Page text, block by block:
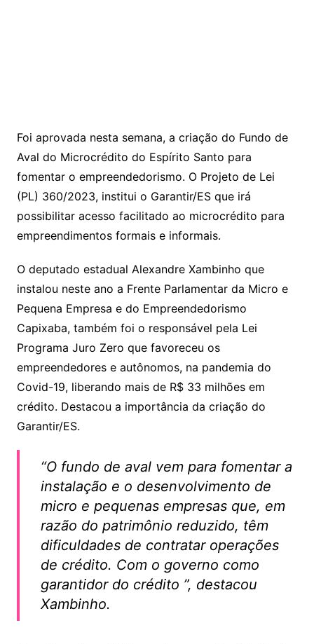
Foi aprovada nesta semana, a criação do Fundo de
Aval do Microcrédito do Espírito Santo para
fomentar o empreendedorismo. O Projeto de Lei
(PL) 360/2023, institui o Garantir/ES que irá
possibilitar acesso facilitado ao microcrédito para
empreendimentos formais e informais.
O deputado estadual Alexandre Xambinho que
instalou neste ano a Frente Parlamentar da Micro e
Pequena Empresa e do Empreendedorismo
Capixaba, também foi o responsável pela Lei
Programa Juro Zero que favoreceu os
empreendedores e autônomos, na pandemia do
Covid-19, liberando mais de R$ 33 milhões em
crédito. Destacou a importância da criação do
Garantir/ES.
“O fundo de aval vem para fomentar a
instalação e o desenvolvimento de
micro e pequenas empresas que, em
razão do patrimônio reduzido, têm
dificuldades de contratar operações
de crédito. Com o governo como
garantidor do crédito ”, destacou
Xambinho.